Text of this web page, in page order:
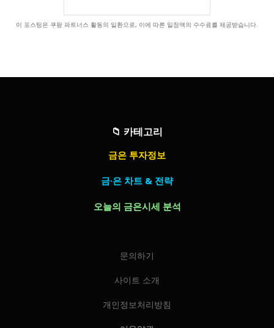
이 포스팅은 쿠팡 파트너스 활동의 일환으로, 이에 따른 일정액의 수수료를 제공받습니다.
📁 카테고리
금은 투자정보
금·은 차트 & 전략
오늘의 금은시세 분석
문의하기
사이트 소개
개인정보처리방침